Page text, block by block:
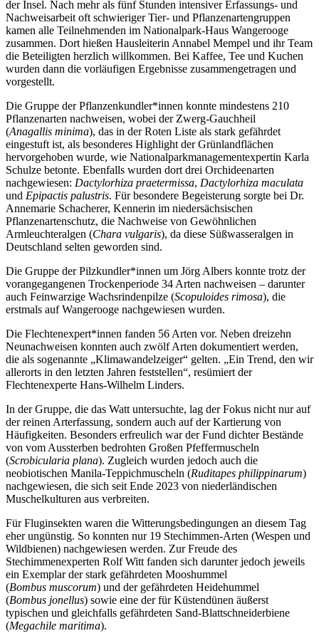
der Insel. Nach mehr als fünf Stunden intensiver Erfassungs- und
Nachweisarbeit oft schwieriger Tier- und Pflanzenartengruppen
kamen alle Teilnehmenden im Nationalpark-Haus Wangerooge
zusammen. Dort hießen Hausleiterin Annabel Mempel und ihr Team
die Beteiligten herzlich willkommen. Bei Kaffee, Tee und Kuchen
wurden dann die vorläufigen Ergebnisse zusammengetragen und
vorgestellt.
Die Gruppe der Pflanzenkundler*innen konnte mindestens 210
Pflanzenarten nachweisen, wobei der Zwerg-Gauchheil
(Anagallis minima), das in der Roten Liste als stark gefährdet
eingestuft ist, als besonderes Highlight der Grünlandflächen
hervorgehoben wurde, wie Nationalparkmanagementexpertin Karla
Schulze betonte. Ebenfalls wurden dort drei Orchideenarten
nachgewiesen: Dactylorhiza praetermissa, Dactylorhiza maculata
und Epipactis palustris. Für besondere Begeisterung sorgte bei Dr.
Annemarie Schacherer, Kennerin im niedersächsischen
Pflanzenartenschutz, die Nachweise von Gewöhnlichen
Armleuchteralgen (Chara vulgaris), da diese Süßwasseralgen in
Deutschland selten geworden sind.
Die Gruppe der Pilzkundler*innen um Jörg Albers konnte trotz der
vorangegangenen Trockenperiode 34 Arten nachweisen – darunter
auch Feinwarzige Wachsrindenpilze (Scopuloides rimosa), die
erstmals auf Wangerooge nachgewiesen wurden.
Die Flechtenexpert*innen fanden 56 Arten vor. Neben dreizehn
Neunachweisen konnten auch zwölf Arten dokumentiert werden,
die als sogenannte „Klimawandelzeiger“ gelten. „Ein Trend, den wir
allerorts in den letzten Jahren feststellen“, resümiert der
Flechtenexperte Hans-Wilhelm Linders.
In der Gruppe, die das Watt untersuchte, lag der Fokus nicht nur auf
der reinen Arterfassung, sondern auch auf der Kartierung von
Häufigkeiten. Besonders erfreulich war der Fund dichter Bestände
von vom Aussterben bedrohten Großen Pfeffermuscheln
(Scrobicularia plana). Zugleich wurden jedoch auch die
neobiotischen Manila-Teppichmuscheln (Ruditapes philippinarum)
nachgewiesen, die sich seit Ende 2023 von niederländischen
Muschelkulturen aus verbreiten.
Für Fluginsekten waren die Witterungsbedingungen an diesem Tag
eher ungünstig. So konnten nur 19 Stechimmen-Arten (Wespen und
Wildbienen) nachgewiesen werden. Zur Freude des
Stechimmenexperten Rolf Witt fanden sich darunter jedoch jeweils
ein Exemplar der stark gefährdeten Mooshummel
(Bombus muscorum) und der gefährdeten Heidehummel
(Bombus jonellus) sowie eine der für Küstendünen äußerst
typischen und gleichfalls gefährdeten Sand-Blattschneiderbiene
(Megachile maritima).